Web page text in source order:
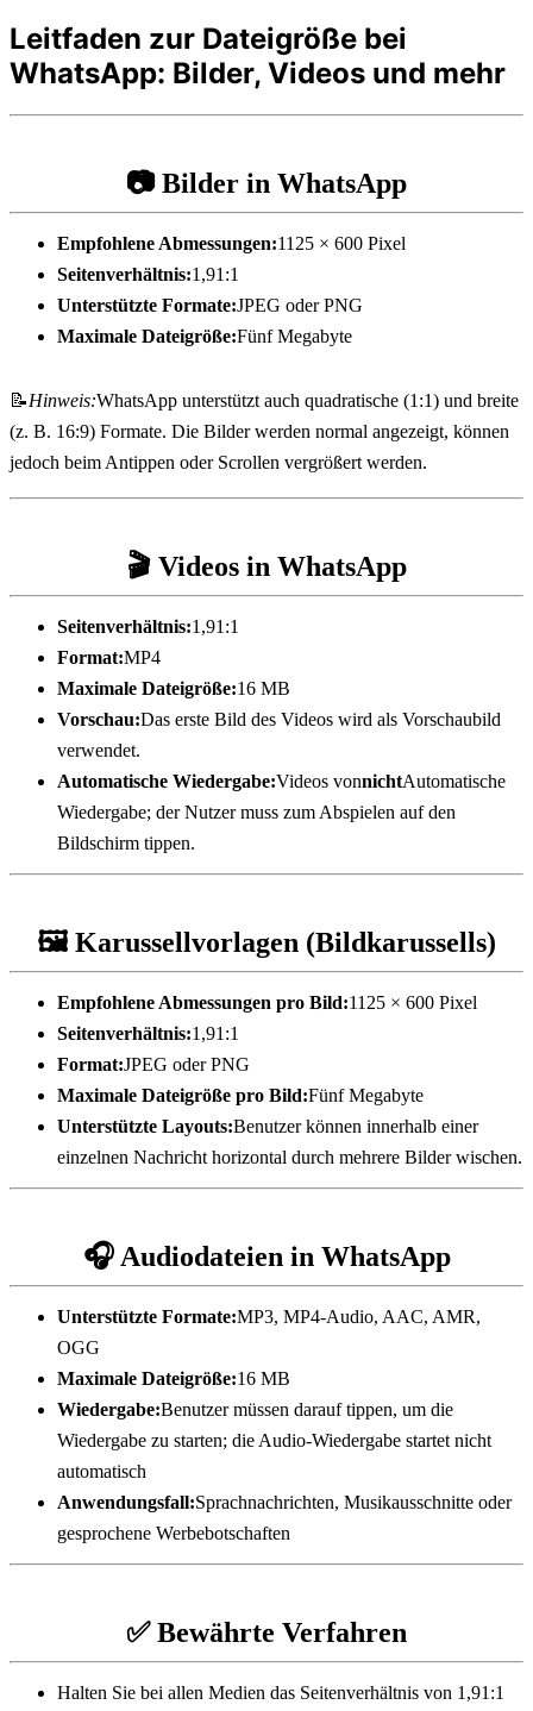
Leitfaden zur Dateigröße bei
WhatsApp: Bilder, Videos und mehr
📷 Bilder in WhatsApp
Empfohlene Abmessungen:1125 × 600 Pixel
Seitenverhältnis:1,91:1
Unterstützte Formate:JPEG oder PNG
Maximale Dateigröße:Fünf Megabyte
📝Hinweis:WhatsApp unterstützt auch quadratische (1:1) und breite
(z. B. 16:9) Formate. Die Bilder werden normal angezeigt, können
jedoch beim Antippen oder Scrollen vergrößert werden.
🎬 Videos in WhatsApp
Seitenverhältnis:1,91:1
Format:MP4
Maximale Dateigröße:16 MB
Vorschau:Das erste Bild des Videos wird als Vorschaubild
verwendet.
Automatische Wiedergabe:Videos vonnichtAutomatische
Wiedergabe; der Nutzer muss zum Abspielen auf den
Bildschirm tippen.
🖼️ Karussellvorlagen (Bildkarussells)
Empfohlene Abmessungen pro Bild:1125 × 600 Pixel
Seitenverhältnis:1,91:1
Format:JPEG oder PNG
Maximale Dateigröße pro Bild:Fünf Megabyte
Unterstützte Layouts:Benutzer können innerhalb einer
einzelnen Nachricht horizontal durch mehrere Bilder wischen.
🎧 Audiodateien in WhatsApp
Unterstützte Formate:MP3, MP4-Audio, AAC, AMR,
OGG
Maximale Dateigröße:16 MB
Wiedergabe:Benutzer müssen darauf tippen, um die
Wiedergabe zu starten; die Audio-Wiedergabe startet nicht
automatisch
Anwendungsfall:Sprachnachrichten, Musikausschnitte oder
gesprochene Werbebotschaften
✅ Bewährte Verfahren
Halten Sie bei allen Medien das Seitenverhältnis von 1,91:1